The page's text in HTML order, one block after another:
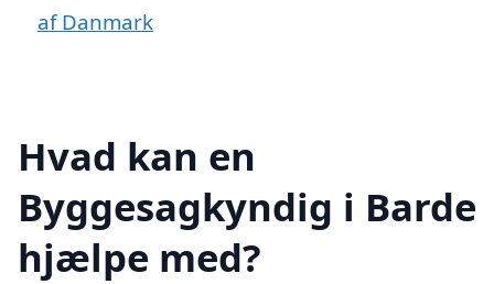
af Danmark
Hvad kan en
Byggesagkyndig i Barde
hjælpe med?